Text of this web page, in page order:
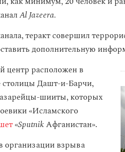
Al Jazeera.
теракт совершил
дополнительную
центр расположен в
столицы Дашт-и-Барчи,
шииты, которых
«Исламского
«SputnikАфганистан».
организации взрыва